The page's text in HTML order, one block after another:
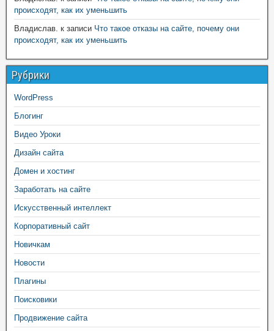
происходят, как их уменьшить
Владислав. к записи Что такое отказы на сайте, почему они
происходят, как их уменьшить
Рубрики
WordPress
Блогинг
Видео Уроки
Дизайн сайта
Домен и хостинг
Заработать на сайте
Искусственный интеллект
Корпоративный сайт
Новичкам
Новости
Плагины
Поисковики
Продвижение сайта